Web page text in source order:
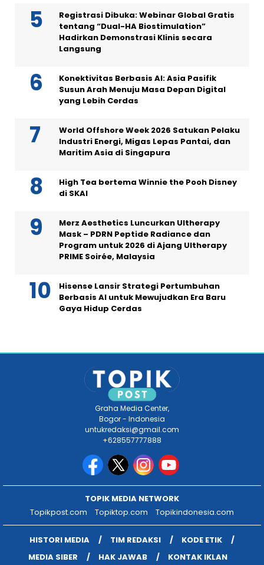
Registrasi Dibuka: Webinar Global Gratis
tentang “Dual-HA Biostimulation”
Hadirkan Demonstrasi Klinis secara
Langsung
Konektivitas Berbasis AI: Asia Pasifik
Susun Arah Menuju Masa Depan Digital
yang Lebih Cerdas
World Offshore Week 2026 Satukan Pelaku
Industri Energi, Migas Lepas Pantai, dan
Maritim Asia di Singapura
High Tea bertema Winnie the Pooh Disney
di SKAI
Merz Aesthetics Luncurkan Ultherapy
Mask – PDRN Peptide Radiance dan
Program untuk 2026 di Ajang Ultherapy
PRIME Soirée, Malaysia
Hisense Lansir Strategi Pertumbuhan
Berbasis AI untuk Mewujudkan Era Baru
Gaya Hidup Cerdas
Graha Media Center,
Bogor - Indonesia
untukredaksi@gmail.com
+628557777888
TOPIK MEDIA NETWORK
Topikpost.com
Topiktop.com Topikindonesia.com
HISTORI MEDIA TIM REDAKSI
KODE ETIK
MEDIA SIBER
HAK JAWAB KONTAK IKLAN